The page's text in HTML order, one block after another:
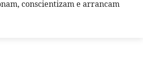
conscientizam e arrancam